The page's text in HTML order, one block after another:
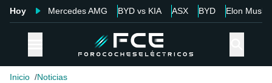
Hoy Mercedes AMG BYD vs KIA ASX BYD Elon Musk
Inicio Noticias